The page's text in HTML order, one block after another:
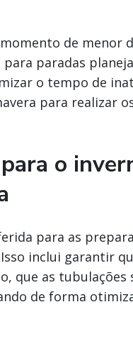
de menor
paradas
o tempo de
para realizar
o
para as
inclui garantir
que as tubulações
de forma